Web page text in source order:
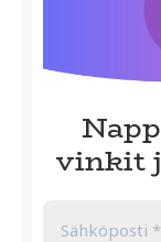
vinkit